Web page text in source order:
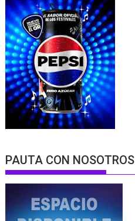
PAUTA CON NOSOTROS